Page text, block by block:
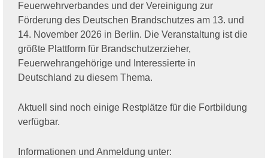
Feuerwehrverbandes und der Vereinigung zur
Förderung des Deutschen Brandschutzes am 13. und
14. November 2026 in Berlin. Die Veranstaltung ist die
größte Plattform für Brandschutzerzieher,
Feuerwehrangehörige und Interessierte in
Deutschland zu diesem Thema.
Aktuell sind noch einige Restplätze für die Fortbildung
verfügbar.
Informationen und Anmeldung unter: